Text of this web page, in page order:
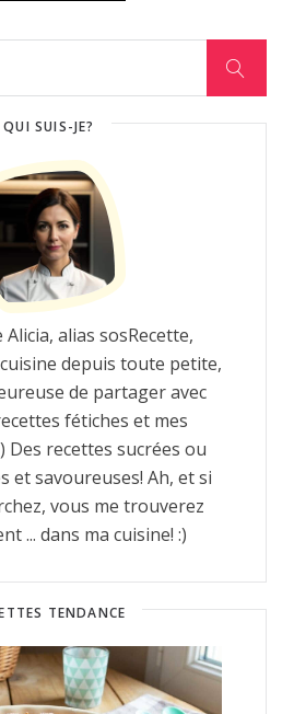
QUI SUIS-JE?
Alicia, alias sosRecette,
depuis toute petite,
de partager avec
fétiches et mes
Des recettes sucrées ou
et savoureuses! Ah, et si
vous me trouverez
... dans ma cuisine! :)
TENDANCE